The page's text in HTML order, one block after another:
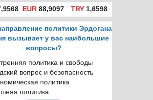
EUR 88,9097 TRY1,6598
политики Эрдогана
вызывает у вас наибольшие
вопросы?
политика и свободы
вопрос и безопасность
политика
политика